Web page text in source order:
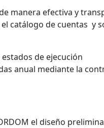
manera efectiva y
catálogo de cuentas y
de ejecución
anual mediante la
el diseño